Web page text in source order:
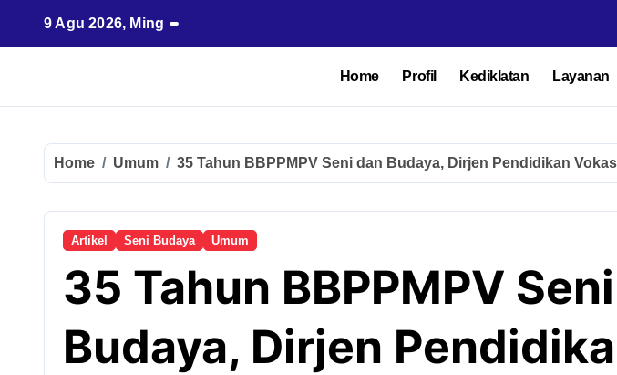
9 Agu 2026, Ming
Home Profil Kediklatan Layanan
Home Umum 35 Tahun BBPPMPV Seni dan Budaya, Dirjen Pendidikan
Artikel Seni Budaya Umum
35 Tahun BBPPMPV
Budaya, Dirjen